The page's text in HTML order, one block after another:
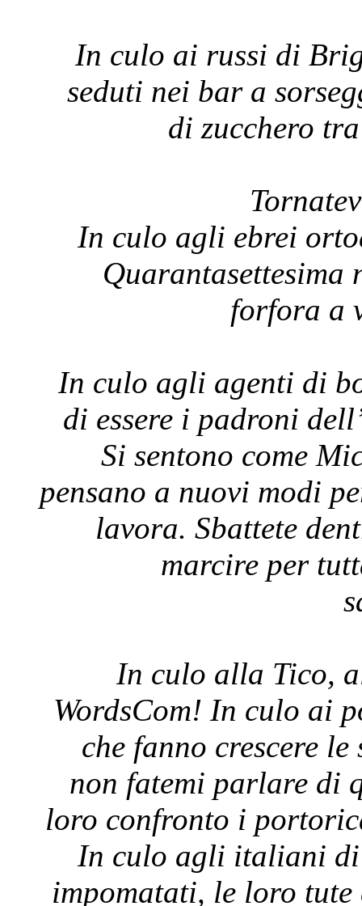
In culo ai russi di
seduti nei bar a
di zucchero
In culo agli ebrei
forfora a
In culo agli agenti di
di essere i padroni
Si sentono come
pensano a nuovi modi
lavora. Sbattete
marcire per
In culo alla Tico,
WordsCom! In culo ai
che fanno crescere le
non fatemi parlare di
loro confronto i
In culo agli italiani
impomatati, le loro